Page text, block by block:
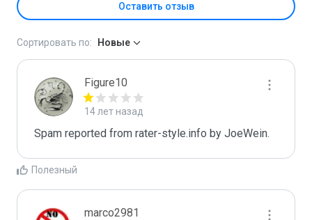
Оставить отзыв
Сортировать по: Новые
Figure10
14 лет назад
Spam reported from rater-style.info by JoeWein.
Полезный
marco2981